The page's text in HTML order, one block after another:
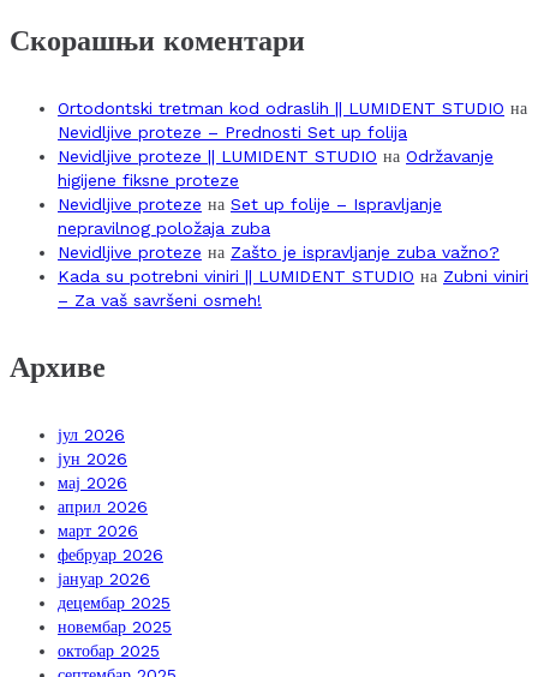
Скорашњи коментари
Ortodontski tretman kod odraslih || LUMIDENT STUDIO на
Nevidljive proteze – Prednosti Set up folija
Nevidljive proteze || LUMIDENT STUDIO на Održavanje
higijene fiksne proteze
Nevidljive proteze на Set up folije – Ispravljanje
nepravilnog položaja zuba
Nevidljive proteze на Zašto je ispravljanje zuba važno?
Kada su potrebni viniri || LUMIDENT STUDIO на Zubni viniri
– Za vaš savršeni osmeh!
Архиве
јул 2026
јун 2026
мај 2026
април 2026
март 2026
фебруар 2026
јануар 2026
децембар 2025
новембар 2025
октобар 2025